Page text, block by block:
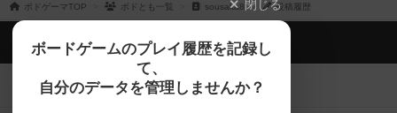
ボドゲーマTOP ボドとも一覧 sousaka8 投稿履歴
閉じる
ボードゲームのプレイ履歴を記録し
て、
自分のデータを管理しませんか？
ボドゲーマTOP
ボードゲームを検索する